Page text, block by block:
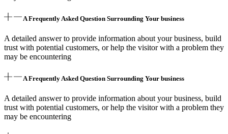
A Frequently Asked Question Surrounding Your business
A detailed answer to provide information about your business, build
trust with potential customers, or help the visitor with a problem they
may be encountering
A Frequently Asked Question Surrounding Your business
A detailed answer to provide information about your business, build
trust with potential customers, or help the visitor with a problem they
may be encountering